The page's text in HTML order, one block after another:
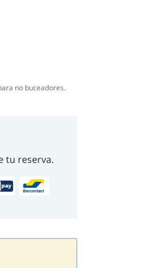
no buceadores.
tu reserva.